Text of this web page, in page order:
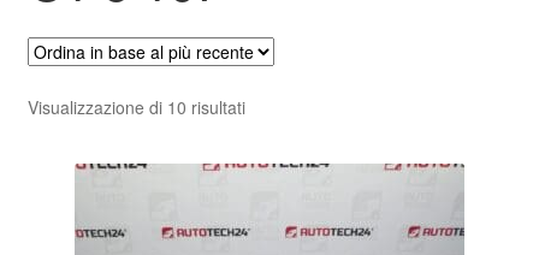
Visualizzazione di 10 risultatiOrdina
base
recente